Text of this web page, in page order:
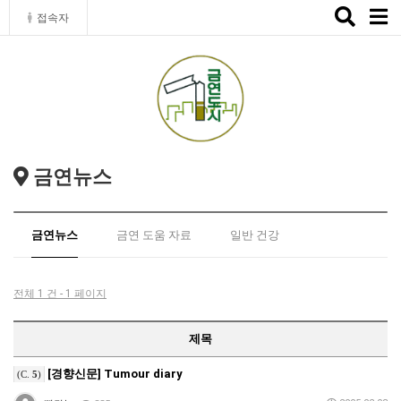
접속자
Toggle
금연뉴스
금연뉴스 금연 도움 자료 일반 건강
전체 1 건 - 1 페이지
제목
(C. 5) [경향신문] Tumour diary